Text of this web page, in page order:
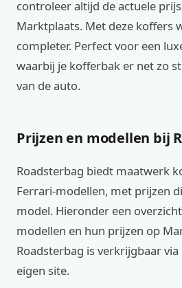
controleer altijd de actuele
Marktplaats. Met deze koffers
completer. Perfect voor een
waarbij je kofferbak er net zo
van de auto.
Prijzen en modellen bij
Roadsterbag biedt maatwerk
Ferrari-modellen, met prijzen
model. Hieronder een
modellen en hun prijzen op
Roadsterbag is verkrijgbaar
eigen site.